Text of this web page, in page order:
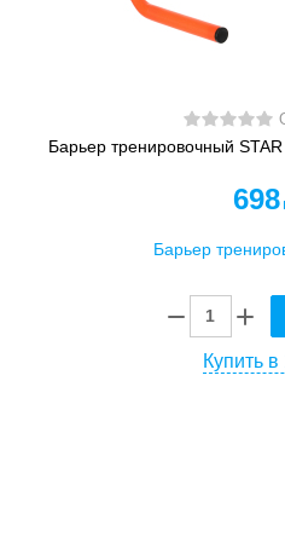
Барьер тренировочный
698
Купить в